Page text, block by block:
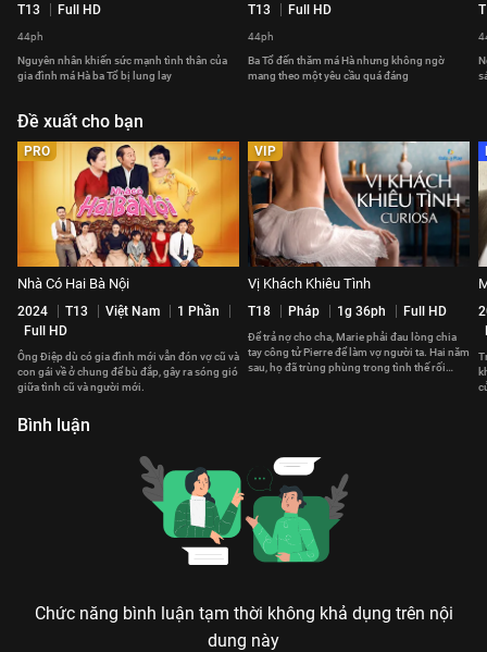
T13 Full HD
44ph
Nguyên nhân khiến sức mạnh tình thân của
gia đình má Hà ba Tổ bị lung lay
T13 Full HD
44ph
Ba Tổ đến thăm má Hà nhưng không ngờ
mang theo một yêu cầu quá đáng
Đề xuất cho bạn
PRO
Nhà Có Hai Bà Nội
2024 T13 Việt Nam
1 Phần
Full HD
Ông Điệp dù có gia đình mới vẫn đón vợ cũ và
con gái về ở chung để bù đắp, gây ra sóng gió
giữa tình cũ và người mới.
VIP
Vị Khách Khiêu Tình
T18 Pháp 1g 36ph Full HD
Để trả nợ cho cha, Marie phải đau lòng chia
tay công tử Pierre để làm vợ người ta. Hai năm
sau, họ đã trùng phùng trong tình thế rối
Bình luận
Chức năng bình luận tạm thời không khả dụng trên nội
dung này